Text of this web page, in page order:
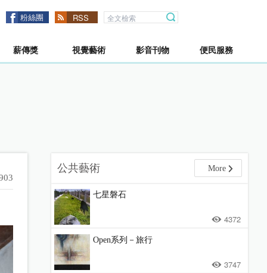
粉絲團 RSS
薪傳獎 視覺藝術 影音刊物 便民服務
公共藝術 More
七星磐石
4372
Open系列－旅行
3747